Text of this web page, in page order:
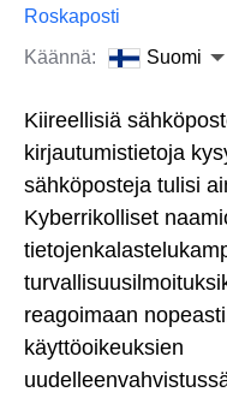
Roskaposti
Käännä:
Suomi
Kiireellisiä
kirjautumistietoja
sähköposteja tulisi
Kyberrikolliset
reagoimaan
käyttöoikeuksien